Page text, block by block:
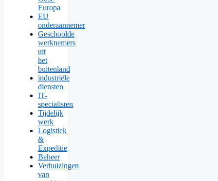
Europa
EU
onderaannemer
Geschoolde
werknemers
uit
het
buitenland
industriële
diensten
IT-
specialisten
Tijdelijk
werk
Logistiek
&
Expeditie
Beheer
Verhuizingen
van